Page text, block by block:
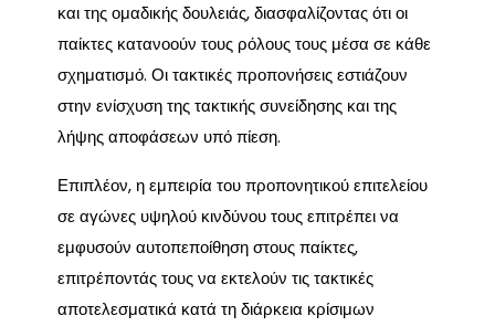
και της ομαδικής δουλειάς, διασφαλίζοντας ότι οι
παίκτες κατανοούν τους ρόλους τους μέσα σε κάθε
σχηματισμό. Οι τακτικές προπονήσεις εστιάζουν
στην ενίσχυση της τακτικής συνείδησης και της
λήψης αποφάσεων υπό πίεση.
Επιπλέον, η εμπειρία του προπονητικού επιτελείου
σε αγώνες υψηλού κινδύνου τους επιτρέπει να
εμφυσούν αυτοπεποίθηση στους παίκτες,
επιτρέποντάς τους να εκτελούν τις τακτικές
αποτελεσματικά κατά τη διάρκεια κρίσιμων